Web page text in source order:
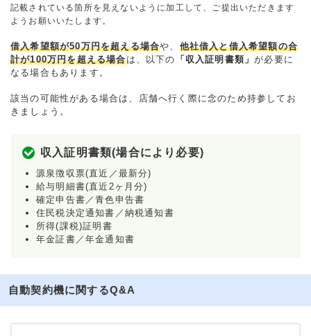
記載されている箇所を見えないように加工して、ご提出いただきます
ようお願いいたします。
借入希望額が50万円を超える場合や、 他社借入と借入希望額の合
計が100万円を超える場合は、以下の 「収入証明書類」が必要に
なる場合もあります。
該当の可能性がある場合は、店舗へ行く際に念のため持参してお
きましょう。
収入証明書類(場合により必要)
源泉徴収票(直近／最新分)
給与明細書(直近2ヶ月分)
確定申告書／青色申告書
住民税決定通知書／納税通知書
所得(課税)証明書
年金証書／年金通知書
自動契約機に関するQ&A